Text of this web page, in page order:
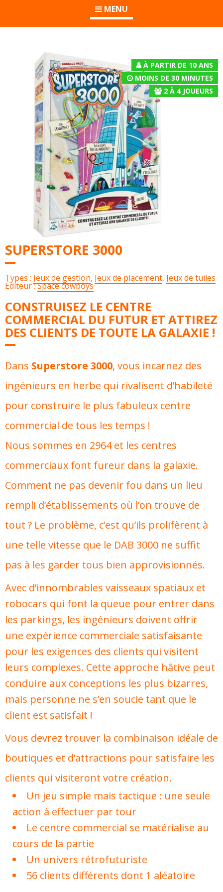
MENU
À PARTIR DE 10 ANS
MOINS DE 30 MINUTES
2 À 4JOUEURS
SUPERSTORE 3000
Types : Jeux de gestion, Jeux de placement, Jeux de tuiles
Éditeur :Space cowboys
CONSTRUISEZ LE CENTRE
COMMERCIAL DU FUTUR ET ATTIREZ
DES CLIENTS DE TOUTE LA GALAXIE !
Dans Superstore 3000, vous incarnez des
ingénieurs en herbe qui rivalisent d’habileté
pour construire le plus fabuleux centre
commercial de tous les temps !
Nous sommes en 2964 et les centres
commerciaux font fureur dans la galaxie.
Comment ne pas devenir fou dans un lieu
rempli d’établissements où l’on trouve de
tout ? Le problème, c’est qu’ils prolifèrent à
une telle vitesse que le DAB 3000 ne suffit
pas à les garder tous bien approvisionnés.
Avec d’innombrables vaisseaux spatiaux et
robocars qui font la queue pour entrer dans
les parkings, les ingénieurs doivent offrir
une expérience commerciale satisfaisante
pour les exigences des clients qui visitent
leurs complexes. Cette approche hâtive peut
conduire aux conceptions les plus bizarres,
mais personne ne s’en soucie tant que le
client est satisfait !
Vous devrez trouver la combinaison idéale de
boutiques et d’attractions pour satisfaire les
clients qui visiteront votre création.
Un jeu simple mais tactique : une seule
action à effectuer par tour
Le centre commercial se matérialise au
cours de la partie
Un univers rétrofuturiste
56 clients différents dont 1 aléatoire